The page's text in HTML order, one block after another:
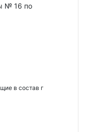
№ 16 по
в состав г